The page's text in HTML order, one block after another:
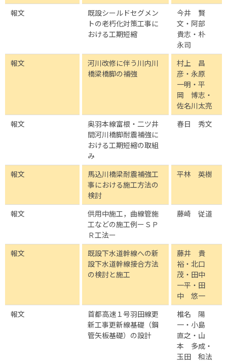
報文
既設シールドセグメン
トの老朽化対策工事に
おける工期短縮
今井 賢
文・阿部
貴志・朴
永司
報文
河川改修に伴う川内川
橋梁橋脚の補強
村上 昌
彦・永原
一明・平
岡 博志・
佐名川太亮
報文
奥羽本線富根・二ツ井
間河川橋脚耐震補強に
おける工期短縮の取組
み
春日 秀文
報文
馬込川橋梁耐震補強工
事における施工方法の
検討
平林 英樹
報文
供用中施工，曲線管施
工などの施工例ーＳＰ
Ｒ工法ー
藤崎 従道
報文
既設下水道幹線への新
設下水道幹線接合方法
の検討と施工
藤井 貴
裕・北口
茂・田中
一平・田
中 悠一
報文
首都高速１号羽田線更
新工事更新線基礎（鋼
管矢板基礎）の設計
椎名 陽
一・小島
直之・山
本 多成・
玉田 和法